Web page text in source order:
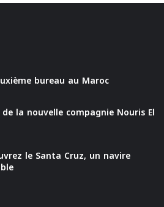
bureau au Maroc
la nouvelle compagnie Nouris El
le Santa Cruz, un navire